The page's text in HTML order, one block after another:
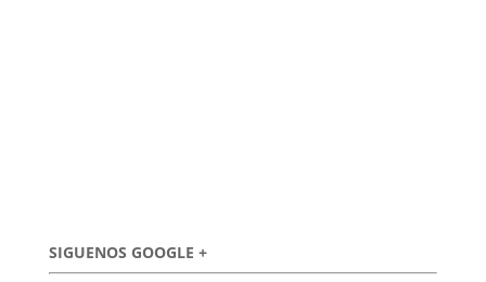
SIGUENOS GOOGLE +